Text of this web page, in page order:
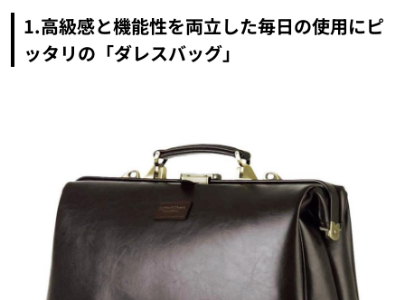
1.高級感と機能性を両立した毎日の使用にピ
ッタリの「ダレスバッグ」